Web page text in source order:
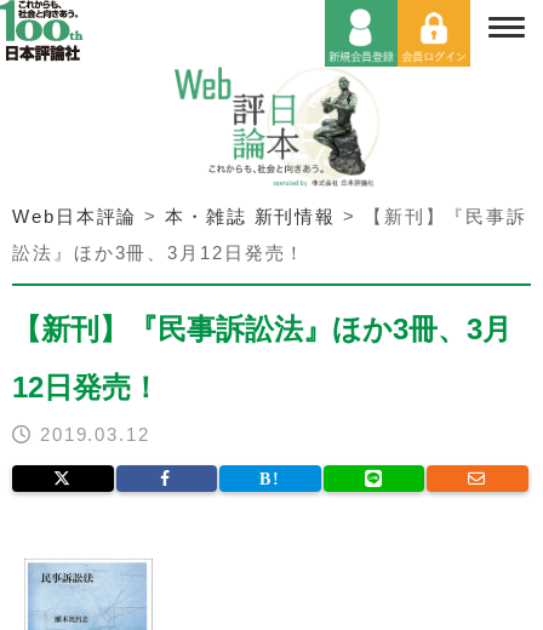
Web日本評論 >本・雑誌 新刊情報 >
【新刊】『民事訴
訟法』ほか3冊、3月12日発売！
【新刊】『民事訴訟法』ほか3冊、3月
12日発売！
2019.03.12